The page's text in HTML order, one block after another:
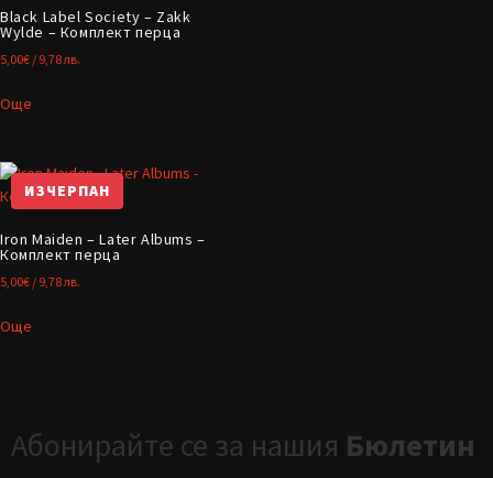
Black Label Society – Zakk
Wylde – Комплект перца
5,00€ / 9,78 лв.
Още
ИЗЧЕРПАН
Iron Maiden – Later Albums –
Комплект перца
5,00€ / 9,78 лв.
Още
Абонирайте се за нашия Бюлетин